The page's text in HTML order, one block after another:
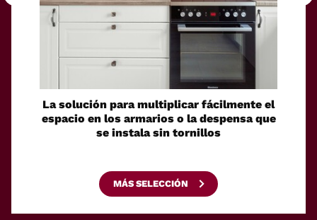
La solución para multiplicar fácilmente el
espacio en los armarios o la despensa que
se instala sin tornillos
MÁS SELECCIÓN